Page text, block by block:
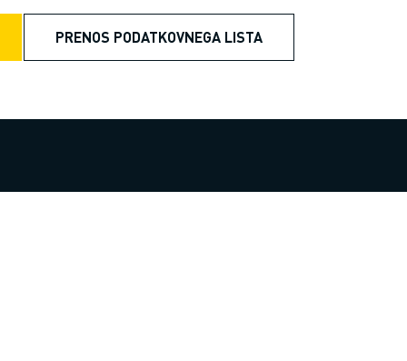
PRENOS PODATKOVNEGA LISTA